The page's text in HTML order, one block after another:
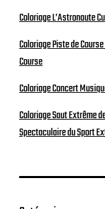
Coloriage L’Astronaute
Coloriage Piste de
Course
Coloriage Concert
Coloriage Saut Extrême
Spectaculaire du Sport